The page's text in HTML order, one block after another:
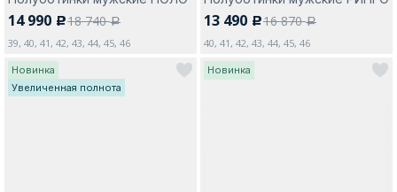
14 990 c18 740a
39, 40, 41, 42, 43, 44, 45, 46
13 490 c16 870a
40, 41, 42, 43, 44, 45, 46
Новинка
Увеличенная полнота
Новинка